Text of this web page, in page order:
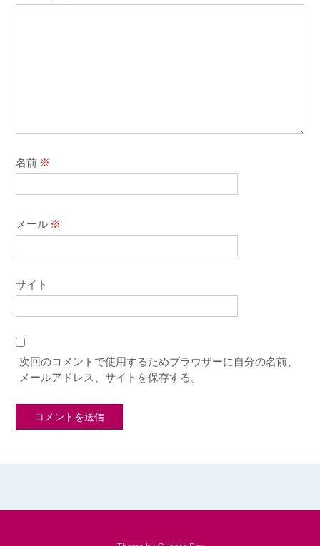
名前 ※
メール ※
サイト
次回のコメントで使用するためブラウザーに自分の名前、
メールアドレス、サイトを保存する。